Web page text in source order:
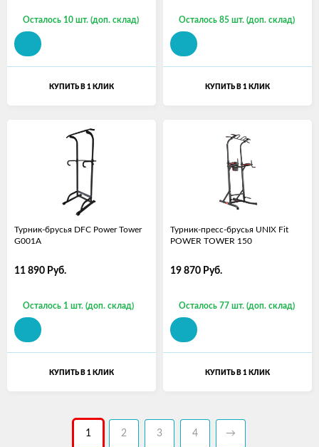
Осталось 10 шт. (доп. склад)
КУПИТЬ В 1 КЛИК
Осталось 85 шт. (доп. склад)
КУПИТЬ В 1 КЛИК
Турник-брусья DFC Power Tower
G001A
11 890 Руб.
Осталось 1 шт. (доп. склад)
КУПИТЬ В 1 КЛИК
Турник-пресс-брусья UNIX Fit
POWER TOWER 150
19 870 Руб.
Осталось 77 шт. (доп. склад)
КУПИТЬ В 1 КЛИК
1 2 3 4 →